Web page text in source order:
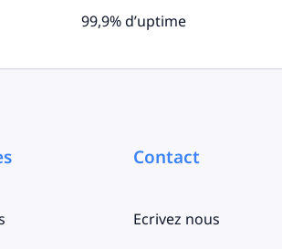
99,9% d’uptime
Contact
Ecrivez nous